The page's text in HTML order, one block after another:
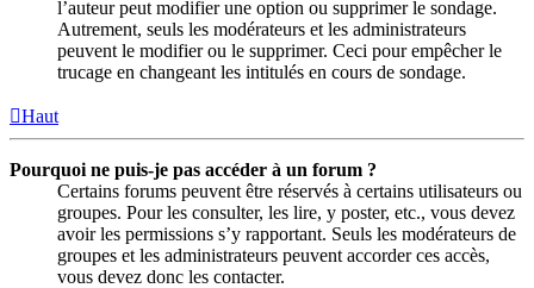
l’auteur peut modifier une option ou supprimer le sondage.
Autrement, seuls les modérateurs et les administrateurs
peuvent le modifier ou le supprimer. Ceci pour empêcher le
trucage en changeant les intitulés en cours de sondage.
Haut
Pourquoi ne puis-je pas accéder à un forum ?
Certains forums peuvent être réservés à certains utilisateurs ou
groupes. Pour les consulter, les lire, y poster, etc., vous devez
avoir les permissions s’y rapportant. Seuls les modérateurs de
groupes et les administrateurs peuvent accorder ces accès,
vous devez donc les contacter.